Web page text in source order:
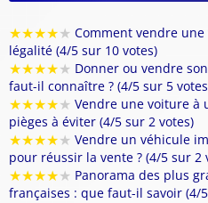
★★★★★ Comment vendre
légalité (4/5 sur 10 votes)
★★★★★ Donner ou vendre
faut-il connaître ? (4/5 sur 5
★★★★★ Vendre une voiture à
pièges à éviter (4/5 sur 2 votes)
★★★★★ Vendre un véhicule
pour réussir la vente ? (4/5 sur 2
★★★★★ Panorama des plus
françaises : que faut-il savoir (4/